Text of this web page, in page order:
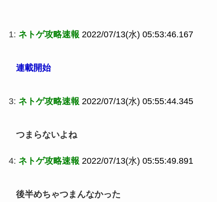
1: ネトゲ攻略速報 2022/07/13(水) 05:53:46.167
連載開始
3: ネトゲ攻略速報 2022/07/13(水) 05:55:44.345
つまらないよね
4: ネトゲ攻略速報 2022/07/13(水) 05:55:49.891
後半めちゃつまんなかった